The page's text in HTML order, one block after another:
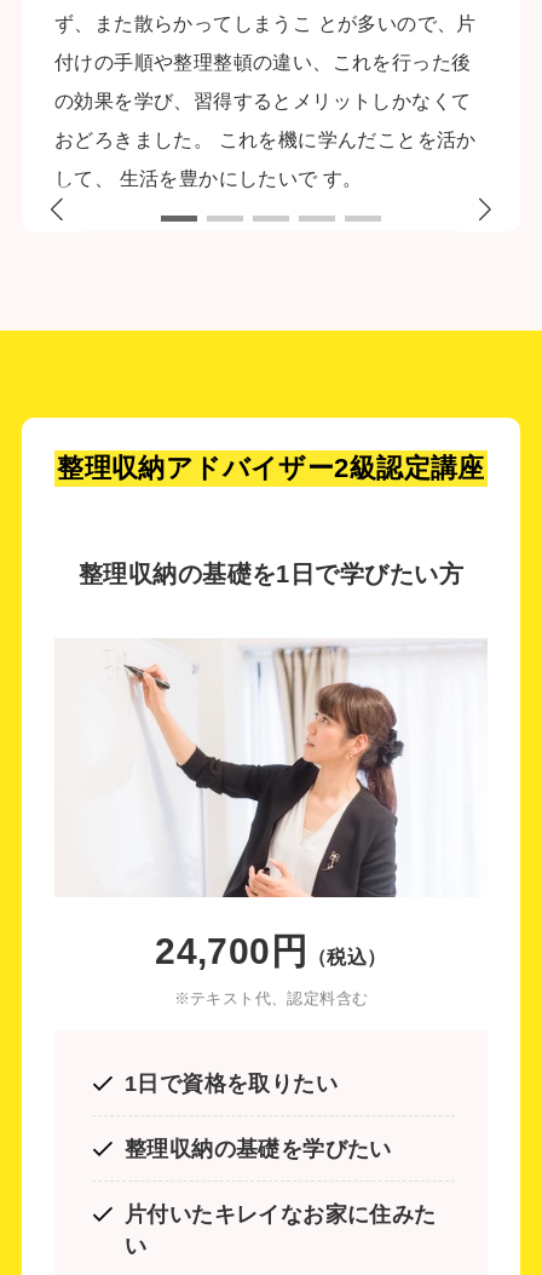
ず、また散らかってしまうこ とが多いので、片
付けの手順や整理整頓の違い、これを行った後
の効果を学び、習得するとメリットしかなくて
おどろきました。 これを機に学んだことを活か
して、 生活を豊かにしたいで す。
整理収納アドバイザー2級認定講座
整理収納の基礎を1日で学びたい方
24,700円 （税込）
※テキスト代、認定料含む
1日で資格を取りたい
整理収納の基礎を学びたい
片付いたキレイなお家に住みた
い